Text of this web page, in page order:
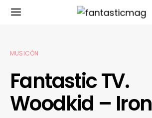
MUSICÓN
Fantastic TV.
Woodkid – Iron